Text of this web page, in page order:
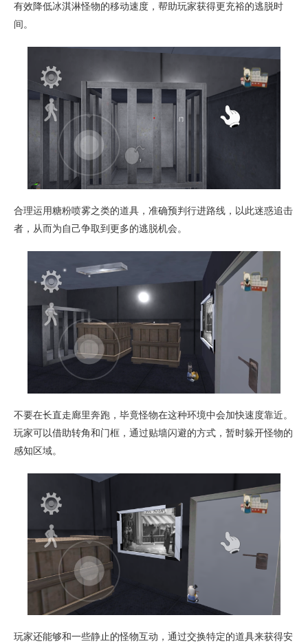
有效降低冰淇淋怪物的移动速度，帮助玩家获得更充裕的逃脱时
间。
合理运用糖粉喷雾之类的道具，准确预判行进路线，以此迷惑追击
者，从而为自己争取到更多的逃脱机会。
不要在长直走廊里奔跑，毕竟怪物在这种环境中会加快速度靠近。
玩家可以借助转角和门框，通过贴墙闪避的方式，暂时躲开怪物的
感知区域。
玩家还能够和一些静止的怪物互动，通过交换特定的道具来获得安